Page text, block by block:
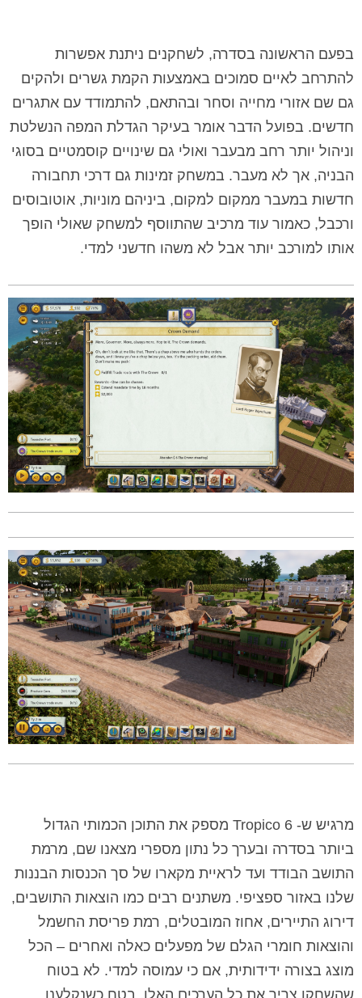
בפעם הראשונה בסדרה, לשחקנים ניתנת אפשרות
להתרחב לאיים סמוכים באמצעות הקמת גשרים ולהקים
גם שם אזורי מחייה וסחר ובהתאם, להתמודד עם אתגרים
חדשים. בפועל הדבר אומר בעיקר הגדלת המפה הנשלטת
וניהול יותר רחב מבעבר ואולי גם שינויים קוסמטיים בסוגי
הבניה, אך לא מעבר. במשחק זמינות גם דרכי תחבורה
חדשות במעבר ממקום למקום, ביניהם מוניות, אוטובוסים
ורכבל, כאמור עוד מרכיב שהתווסף למשחק שאולי הופך
אותו למורכב יותר אבל לא משהו חדשני למדי.
מרגיש ש- Tropico 6 מספק את התוכן הכמותי הגדול
ביותר בסדרה ובערך כל נתון מספרי מצאנו שם, מרמת
התושב הבודד ועד לראיית מקארו של סך הכנסות הבננות
שלנו באזור ספציפי. משתנים רבים כמו הוצאות התושבים,
דירוג התיירים, אחוז המובטלים, רמת פריסת החשמל
והוצאות חומרי הגלם של מפעלים כאלה ואחרים – הכל
מוצג בצורה ידידותית, אם כי עמוסה למדי. לא בטוח